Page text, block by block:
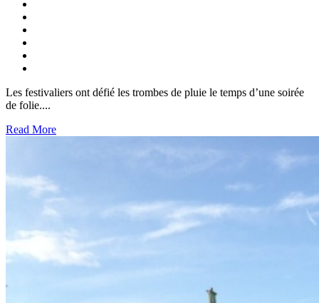
Les festivaliers ont défié les trombes de pluie le temps d’une soirée
de folie....
Read More